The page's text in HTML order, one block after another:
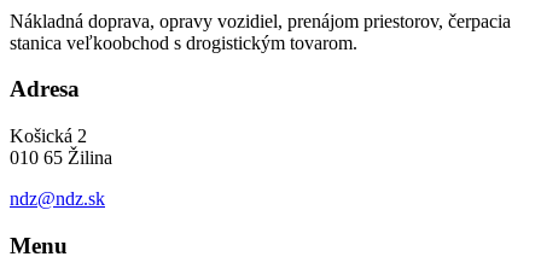
Nákladná doprava, opravy vozidiel, prenájom priestorov, čerpacia
stanica veľkoobchod s drogistickým tovarom.
Adresa
Košická 2
010 65 Žilina
ndz@ndz.sk
Menu